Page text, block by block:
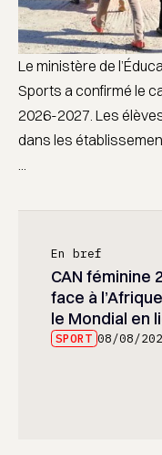
Le ministère de
Sports a confirmé le
2026-2027. Les
dans les
En bref
CAN féminine
face à
le Mondial en
SPORT 08/08/